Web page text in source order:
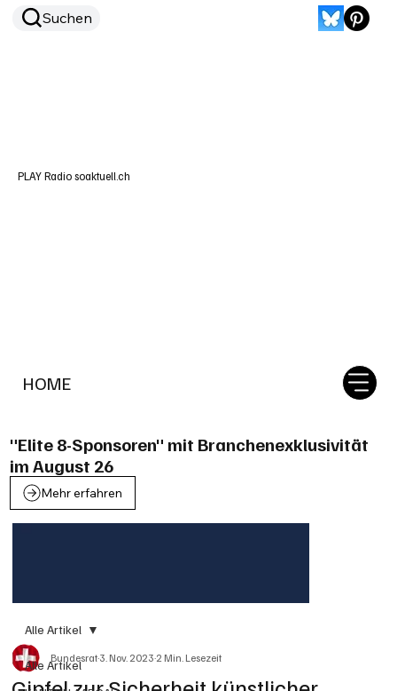
HOME
Suchen
PLAY Radio soaktuell.ch
"Elite 8-Sponsoren" mit Branchenexklusivität
im August 26
Mehr erfahren
Alle Artikel
Alle Artikel
Bundesrat3. Nov. 20232 Min. Lesezeit